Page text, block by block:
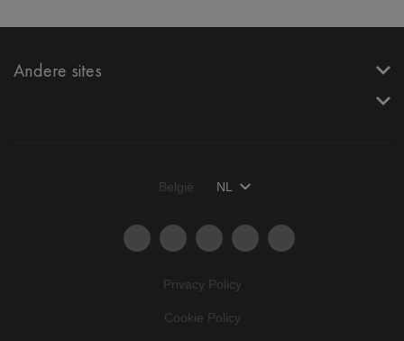
Andere sites
Privacy Policy
Cookie Policy
België NL